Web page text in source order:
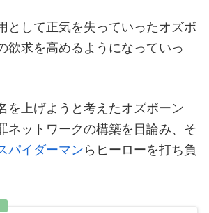
として正気を失っていったオズボ
欲求を高めるようになっていっ
を上げようと考えたオズボーン
ネットワークの構築を目論み、そ
パイダーマン らヒーローを打ち負